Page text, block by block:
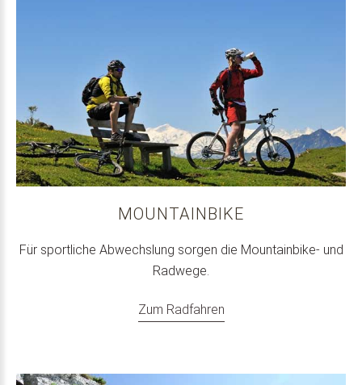
MOUNTAINBIKE
Für sportliche Abwechslung sorgen die Mountainbike- und
Radwege.
Zum Radfahren